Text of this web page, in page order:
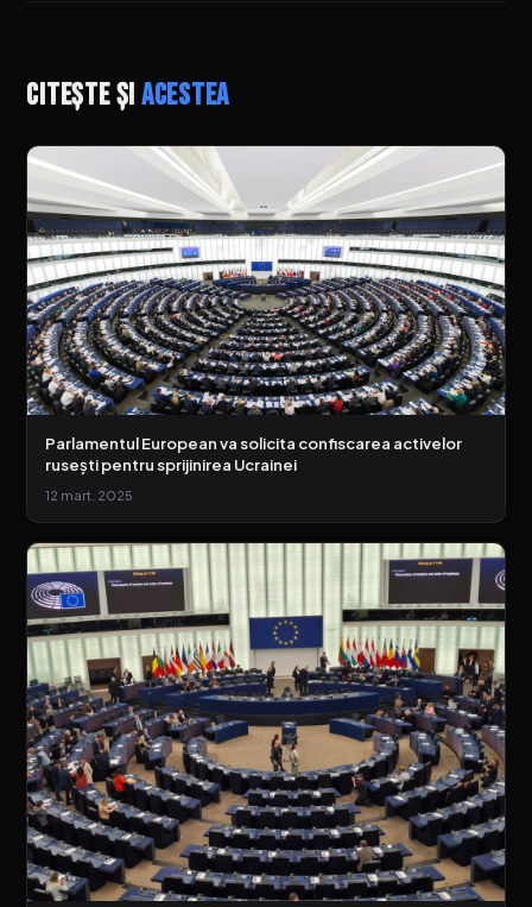
Citește șiacestea
Parlamentul European va solicita confiscarea activelor
rusești pentru sprijinirea Ucrainei
12 mart. 2025